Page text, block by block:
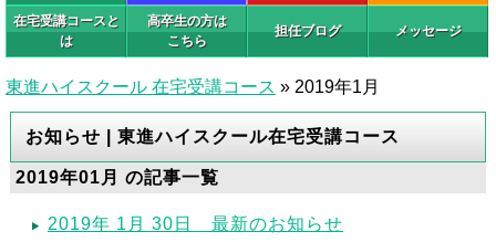
在宅受講コースと
は
高卒生の方は
こちら
担任ブログ メッセージ
東進ハイスクール 在宅受講コース » 2019年1月
お知らせ | 東進ハイスクール在宅受講コース
2019年01月 の記事一覧
2019年 1月 30日 最新のお知らせ